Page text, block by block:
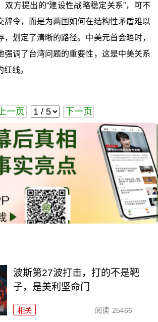
双方提出的“建设性战略稳定关系”，可不
辞令，而是为两国如何在结构性矛盾难以
，划定了清晰的路径。中美元首会晤时，
强调了台湾问题的重要性，这是中美关系
线。
上一页 下一页
波斯第27波打击，打的不是靶
子，是美利坚命门
相关 阅读 25466